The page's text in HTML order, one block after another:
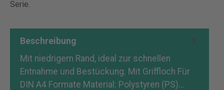
Serie.
Beschreibung
Mit niedrigem Rand, ideal zur schnellen
Entnahme und Bestückung. Mit Griffloch Für
DIN A4 Formate Material: Polystyren (PS)…